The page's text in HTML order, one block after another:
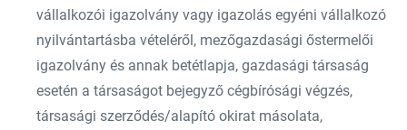
vállalkozói igazolvány vagy igazolás egyéni vállalkozó
nyilvántartásba vételéről, mezőgazdasági őstermelői
igazolvány és annak betétlapja, gazdasági társaság
esetén a társaságot bejegyző cégbírósági végzés,
társasági szerződés/alapító okirat másolata,